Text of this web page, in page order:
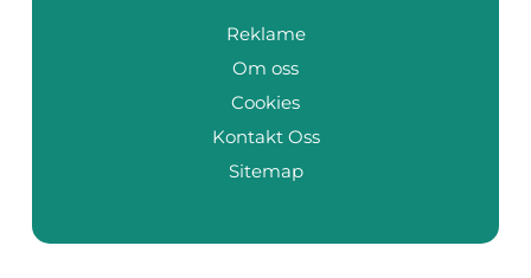
Reklame
Om oss
Cookies
Kontakt Oss
Sitemap